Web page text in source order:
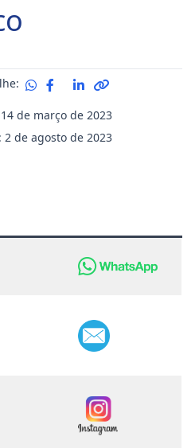
de março de 2023
de agosto de 2023